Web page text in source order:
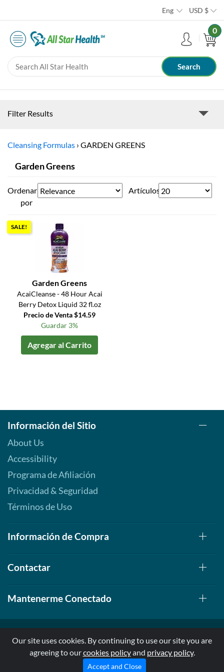
Eng USD $
0
Filter Results
Cleansing Formulas › GARDEN GREENS
Garden Greens
Ordenar
por
Artículos
SALE!
Garden Greens
AcaiCleanse - 48 Hour Acai
Berry Detox Liquid 32 fl.oz
Precio de Venta $14.59
Guardar 3%
Agregar al Carrito
Información del Sitio
About Us
Accessibility
Programa de Afiliación
Privacidad & Seguridad
Términos de Uso
Información de Compra
Contactar
Mantenerme Conectado
© 1999-2026, AllStarHealth.com | All Rights Reserved
* Estas declaraciones no han sido evaluadas por la FDA
Our site uses cookies. By continuing to use our site you are
agreeing to ourcookies policyand privacy policy.
Accept and Close